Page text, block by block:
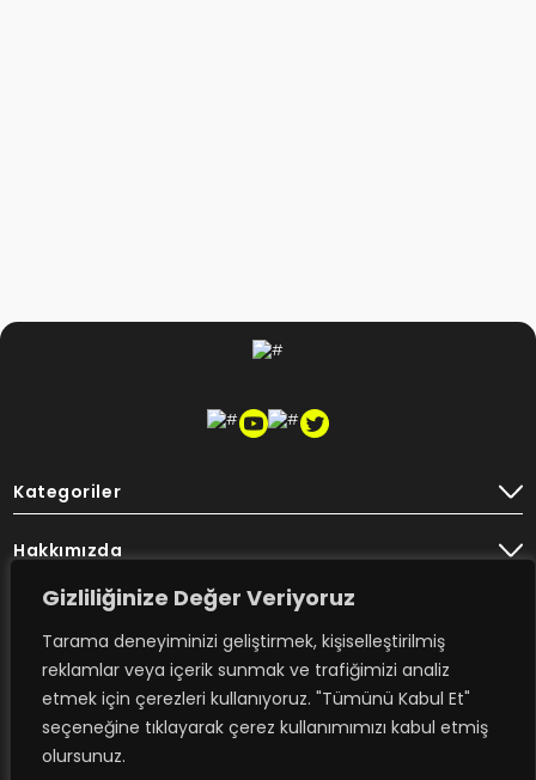
Gizliliğinize Değer Veriyoruz
Tarama deneyiminizi geliştirmek, kişiselleştirilmiş
reklamlar veya içerik sunmak ve trafiğimizi analiz
etmek için çerezleri kullanıyoruz. "Tümünü Kabul Et"
seçeneğine tıklayarak çerez kullanımımızı kabul etmiş
olursunuz.
Kategoriler
Hakkımızda
Destek
Bülten